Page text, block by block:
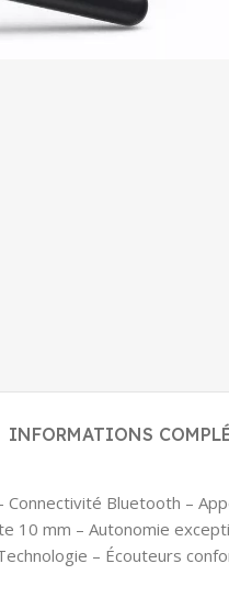
INFORMATIONS
Bluetooth –
mm – Autonomie
– Écouteurs